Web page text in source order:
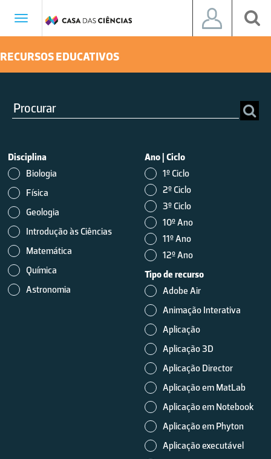
Toggle
RECURSOS EDUCATIVOS
Disciplina
Biologia
Física
Geologia
Introdução às Ciências
Matemática
Química
Astronomia
Ano | Ciclo
1º Ciclo
2º Ciclo
3º Ciclo
10º Ano
11º Ano
12º Ano
Tipo de recurso
Adobe Air
Animação Interativa
Aplicação
Aplicação 3D
Aplicação Director
Aplicação em MatLab
Aplicação em Notebook
Aplicação em Phyton
Aplicação executável